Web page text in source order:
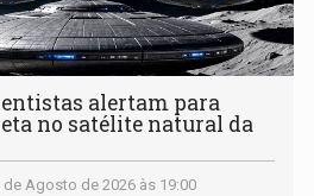
alertam para
no satélite natural da
de Agosto de 2026 às 19:00